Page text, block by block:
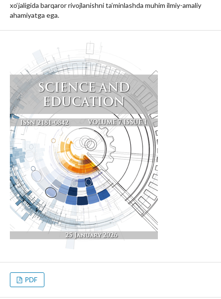
xo‘jaligida barqaror rivojlanishni ta’minlashda muhim ilmiy-amaliy
ahamiyatga ega.
PDF